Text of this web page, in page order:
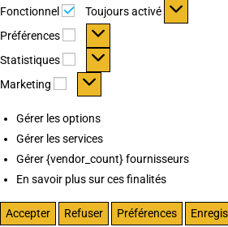
Fonctionnel Fonctionnel
Toujours activé
Préférences
Préférences
Statistiques Statistiques
Marketing Marketing
Gérer les options
Gérer les services
Gérer {vendor_count} fournisseurs
En savoir plus sur ces finalités
Accepter Refuser Préférences